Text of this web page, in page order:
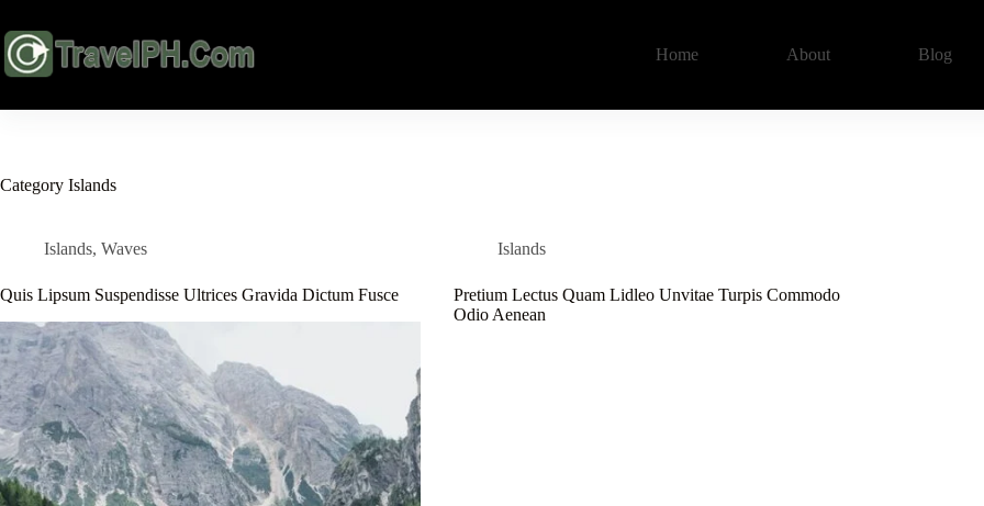
to
content
Home About Blog
Category Islands
Islands, Waves
Quis Lipsum Suspendisse Ultrices Gravida Dictum Fusce
Islands
Pretium Lectus Quam Lidleo Unvitae Turpis Commodo
Odio Aenean